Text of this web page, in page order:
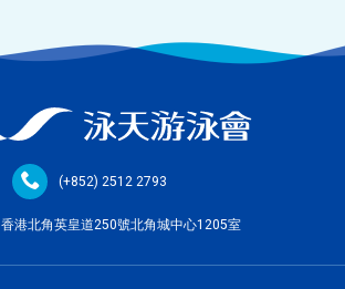
(+852) 2512 2793
香港北角英皇道250號北角城中心1205室